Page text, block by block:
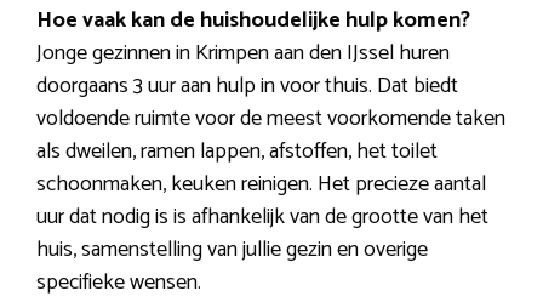
Hoe vaak kan de huishoudelijke hulp komen?
Jonge gezinnen in Krimpen aan den IJssel huren
doorgaans 3 uur aan hulp in voor thuis. Dat biedt
voldoende ruimte voor de meest voorkomende taken
als dweilen, ramen lappen, afstoffen, het toilet
schoonmaken, keuken reinigen. Het precieze aantal
uur dat nodig is is afhankelijk van de grootte van het
huis, samenstelling van jullie gezin en overige
specifieke wensen.